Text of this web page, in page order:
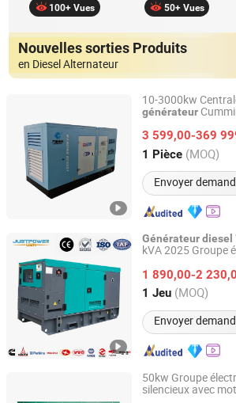
100+ Vues 50+ Vues
Nouvelles sorties Produits
en Diesel Alternateur
10-3000kw
générateur
gazdiesel
3 599,00-369
1 Pièce (MOQ)
Envoyer
Hunan Wanding Intelligent Technology
Hunan, China Depuis 2023
Générateurdiesel
kVA 2025 Groupe
Générateurs
1 890,00-2
1 Jeu (MOQ)
Envoyer
Justpower Equipment (Fuan) Co., Ltd.
Fujian, China Depuis 2023
50kw Groupe
silencieux avec
Jiangsu Panda Power Technology Co.,